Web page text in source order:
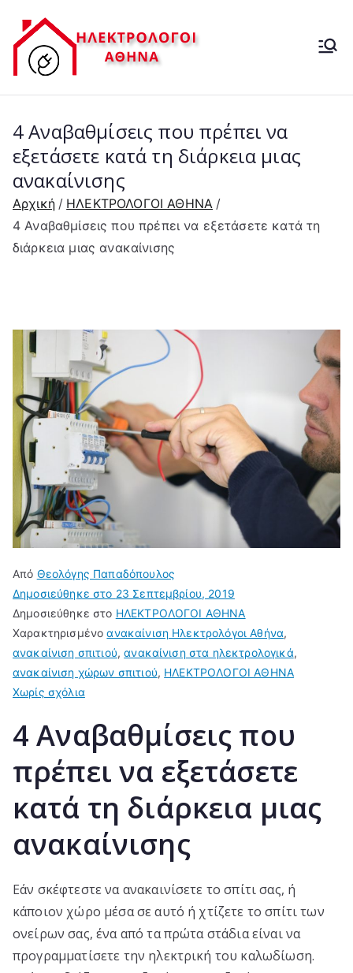
περιεχόμενο
ΗΛΕΚΤΡ
ΟΛΟΓΟΣ
24 ΩΡΕΣ
4 Αναβαθμίσεις που πρέπει να
εξετάσετε κατά τη διάρκεια μιας
ανακαίνισης
Αρχική
ΗΛΕΚΤΡΟΛΟΓΟΙ ΑΘΗΝΑ
4 Αναβαθμίσεις που πρέπει να εξετάσετε κατά τη
διάρκεια μιας ανακαίνισης
Από Θεολόγης Παπαδόπουλος
Δημοσιεύθηκε στο 23 Σεπτεμβρίου, 2019
Δημοσιεύθηκε στο ΗΛΕΚΤΡΟΛΟΓΟΙ ΑΘΗΝΑ
Χαρακτηρισμένοανακαίνιση Ηλεκτρολόγοι Αθήνα,
ανακαίνιση σπιτιού,ανακαίνιση στα ηλεκτρολογικά,
ανακαίνιση χώρων σπιτιού, ΗΛΕΚΤΡΟΛΟΓΟΙ ΑΘΗΝΑ
Χωρίς σχόλιαστο
Αναβαθμίσεις
που
πρέπει
εξετάσετε
κατά
τη
μιας
ανακαίνισης
4 Αναβαθμίσεις που
πρέπει να εξετάσετε
κατά τη διάρκεια μιας
ανακαίνισης
Εάν σκέφτεστε να ανακαινίσετε το σπίτι σας, ή
κάποιον χώρο μέσα σε αυτό ή χτίζετε το σπίτι των
ονείρων σας, ένα από τα πρώτα στάδια είναι να
προγραμματίσετε την ηλεκτρική του καλωδίωση.